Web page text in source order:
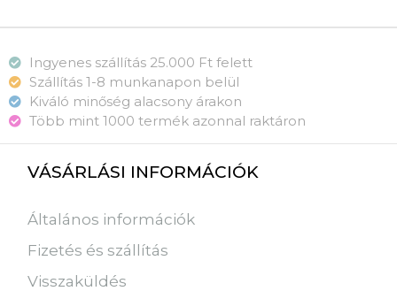
Ingyenes szállítás 25.000 Ft felett
Szállítás 1-8 munkanapon belül
Kiváló minőség alacsony árakon
Több mint 1000 termék azonnal raktáron
VÁSÁRLÁSI INFORMÁCIÓK
Általános információk
Fizetés és szállítás
Visszaküldés